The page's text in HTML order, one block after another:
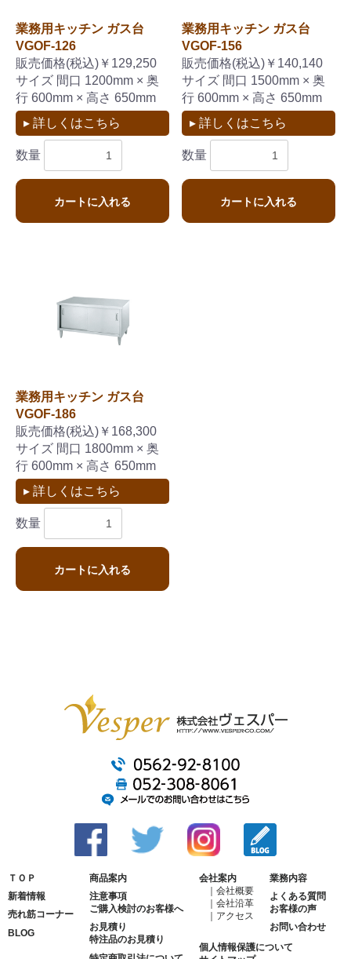
業務用キッチン ガス台
VGOF-126
販売価格(税込)￥129,250
サイズ 間口 1200mm × 奥
行 600mm × 高さ 650mm
▸ 詳しくはこちら
数量
カートに入れる
業務用キッチン ガス台
VGOF-156
販売価格(税込)￥140,140
サイズ 間口 1500mm × 奥
行 600mm × 高さ 650mm
▸ 詳しくはこちら
数量
カートに入れる
業務用キッチン ガス台
VGOF-186
販売価格(税込)￥168,300
サイズ 間口 1800mm × 奥
行 600mm × 高さ 650mm
▸ 詳しくはこちら
数量
カートに入れる
ＴＯＰ
新着情報
売れ筋コーナー
BLOG
商品案内
注意事項
ご購入検討のお客様へ
お見積り
特注品のお見積り
会社案内
会社概要
会社沿革
アクセス
業務内容
よくある質問
お客様の声
お問い合わせ
個人情報保護について